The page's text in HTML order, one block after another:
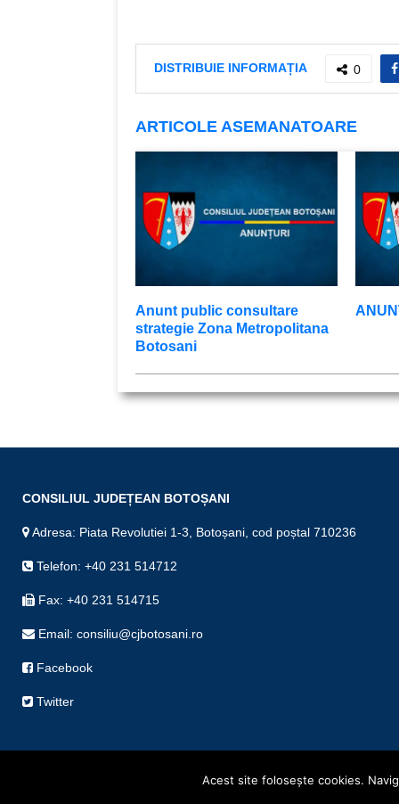
DISTRIBUIE INFORMAȚIA 0
ARTICOLE ASEMANATOARE
Anunt public consultare
strategie Zona Metropolitana
Botosani
CONSILIUL JUDEȚEAN BOTOȘANI
Adresa: Piata Revolutiei 1-3, Botoșani, cod poștal 710236
Telefon: +40 231 514712
Fax: +40 231 514715
Email: consiliu@cjbotosani.ro
Facebook
Twitter
Acest site foloseşte cookies.